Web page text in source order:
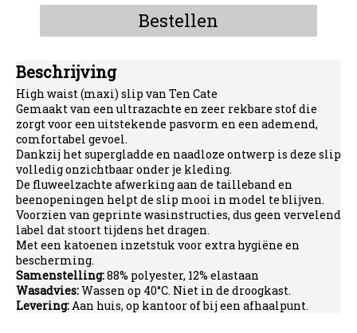
Bestellen
Beschrijving
High waist (maxi) slip van Ten Cate
Gemaakt van een ultrazachte en zeer rekbare stof die
zorgt voor een uitstekende pasvorm en een ademend,
comfortabel gevoel.
Dankzij het supergladde en naadloze ontwerp is deze slip
volledig onzichtbaar onder je kleding.
De fluweelzachte afwerking aan de tailleband en
beenopeningen helpt de slip mooi in model te blijven.
Voorzien van geprinte wasinstructies, dus geen vervelend
label dat stoort tijdens het dragen.
Met een katoenen inzetstuk voor extra hygiëne en
bescherming.
Samenstelling:88% polyester, 12% elastaan
Wasadvies:Wassen op 40°C. Niet in de droogkast.
Levering: Aan huis, op kantoor of bij een afhaalpunt.